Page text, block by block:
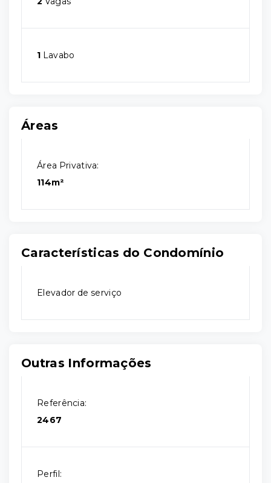
1 Lavabo
Áreas
Área Privativa:
114m²
Características do Condomínio
Elevador de serviço
Outras Informações
Referência:
2467
Perfil: